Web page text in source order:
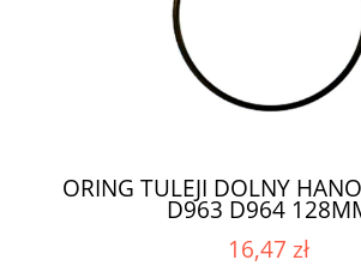
ORING TULEJI DOLNY
D963 D964
16,47 zł